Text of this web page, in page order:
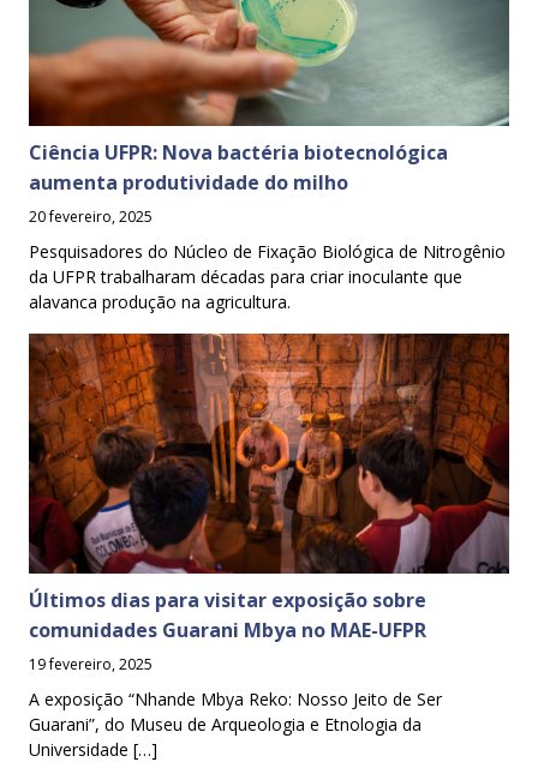
Ciência UFPR: Nova bactéria biotecnológica
aumenta produtividade do milho
20 fevereiro, 2025
Pesquisadores do Núcleo de Fixação Biológica de Nitrogênio
da UFPR trabalharam décadas para criar inoculante que
alavanca produção na agricultura.
Últimos dias para visitar exposição sobre
comunidades Guarani Mbya no MAE-UFPR
19 fevereiro, 2025
A exposição “Nhande Mbya Reko: Nosso Jeito de Ser
Guarani”, do Museu de Arqueologia e Etnologia da
Universidade […]